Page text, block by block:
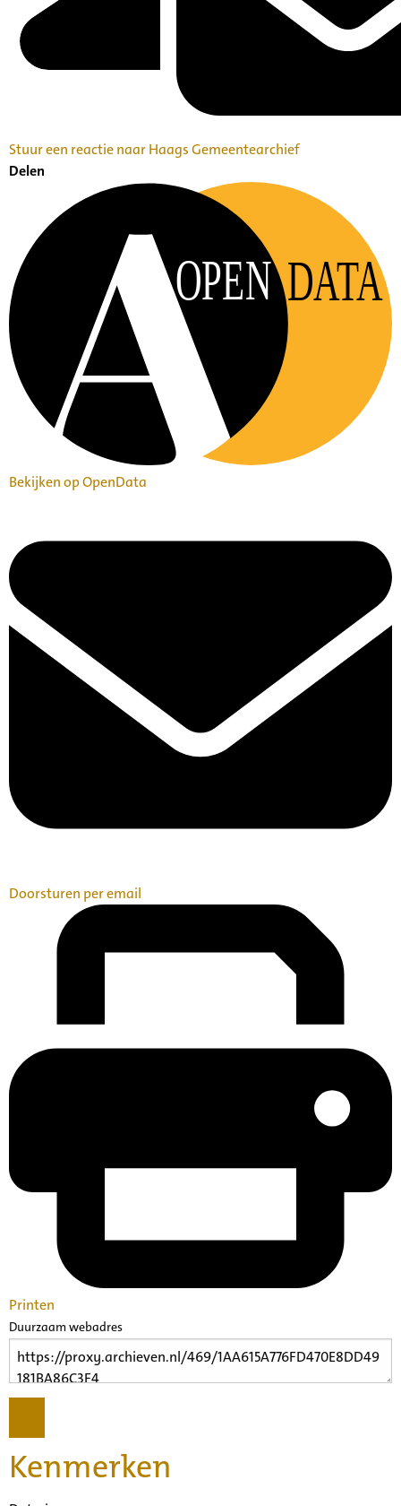
Stuur een reactie naar Haags Gemeentearchief
Delen
OPEN DATA
Bekijken op OpenData
Doorsturen per email
Printen
Duurzaam webadres
Kenmerken